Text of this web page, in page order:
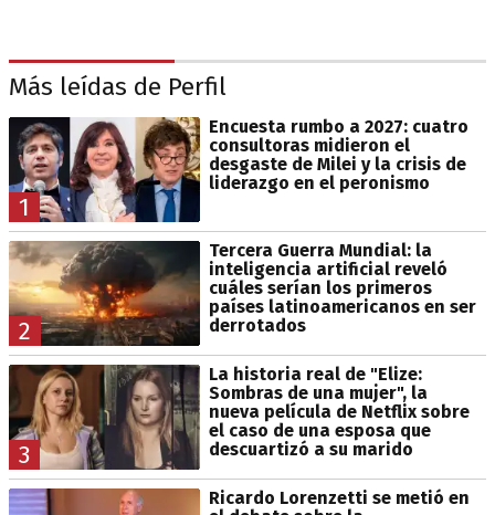
Más leídas de Perfil
1
Encuesta rumbo a 2027: cuatro
consultoras midieron el
desgaste de Milei y la crisis de
liderazgo en el peronismo
2
Tercera Guerra Mundial: la
inteligencia artificial reveló
cuáles serían los primeros
países latinoamericanos en ser
derrotados
3
La historia real de "Elize:
Sombras de una mujer", la
nueva película de Netflix sobre
el caso de una esposa que
descuartizó a su marido
Ricardo Lorenzetti se metió en